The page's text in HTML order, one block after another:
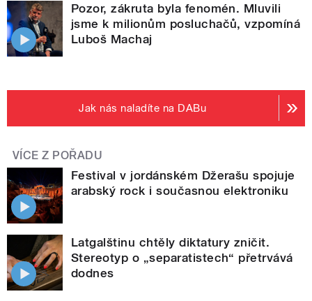
Pozor, zákruta byla fenomén. Mluvili
jsme k milionům posluchačů, vzpomíná
Luboš Machaj
Jak nás naladíte na DABu
VÍCE Z POŘADU
Festival v jordánském Džerašu spojuje
arabský rock i současnou elektroniku
Latgalštinu chtěly diktatury zničit.
Stereotyp o „separatistech“ přetrvává
dodnes